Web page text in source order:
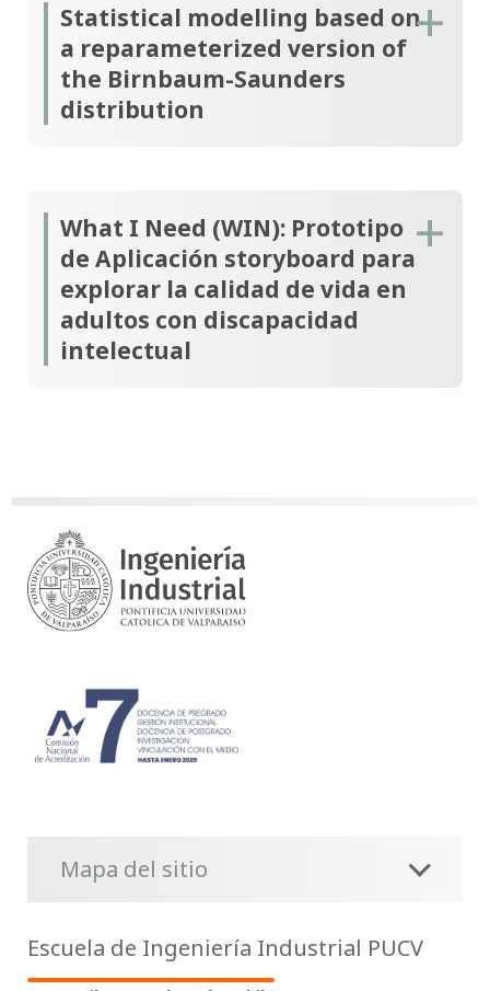
Statistical modelling based on
a reparameterized version of
the Birnbaum-Saunders
distribution
What I Need (WIN): Prototipo
de Aplicación storyboard para
explorar la calidad de vida en
adultos con discapacidad
intelectual
Mapa del sitio
Escuela de Ingeniería Industrial PUCV